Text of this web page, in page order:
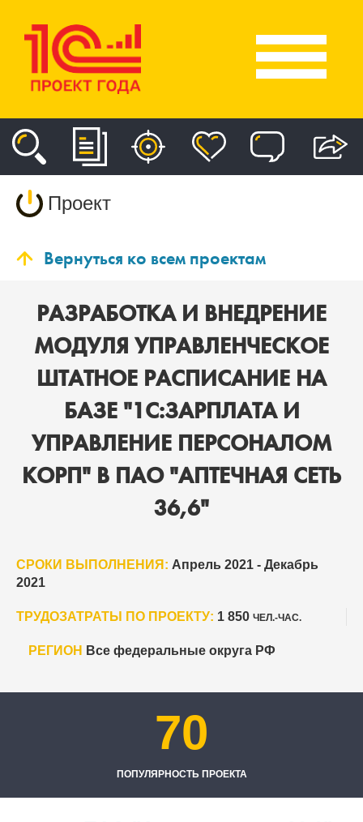
Проект
Вернуться ко всем проектам
РАЗРАБОТКА И ВНЕДРЕНИЕ
МОДУЛЯ УПРАВЛЕНЧЕСКОЕ
ШТАТНОЕ РАСПИСАНИЕ НА
БАЗЕ "1С:ЗАРПЛАТА И
УПРАВЛЕНИЕ ПЕРСОНАЛОМ
КОРП" В ПАО "АПТЕЧНАЯ СЕТЬ
36,6"
СРОКИ ВЫПОЛНЕНИЯ: Апрель 2021 - Декабрь
2021
ТРУДОЗАТРАТЫ ПО ПРОЕКТУ: 1 850 ЧЕЛ.-ЧАС.
РЕГИОН Все федеральные округа РФ
70
ПОПУЛЯРНОСТЬ ПРОЕКТА